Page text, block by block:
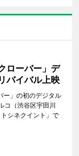
ローバー」デ
バイバル上映
ー」の初のデジタル
コ（渋谷区宇田川
シネクイント」で